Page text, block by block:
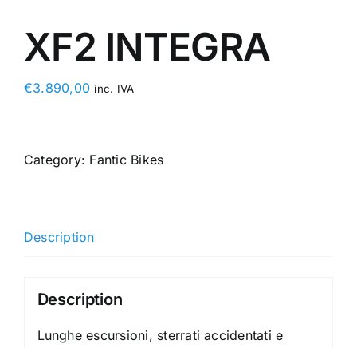
XF2 INTEGRA
€3.890,00 inc. IVA
Category: Fantic Bikes
Description
Description
Lunghe escursioni, sterrati accidentati e